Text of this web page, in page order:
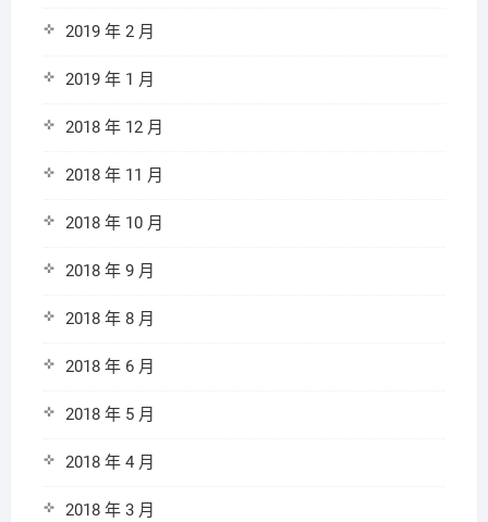
2019 年 2 月
2019 年 1 月
2018 年 12 月
2018 年 11 月
2018 年 10 月
2018 年 9 月
2018 年 8 月
2018 年 6 月
2018 年 5 月
2018 年 4 月
2018 年 3 月